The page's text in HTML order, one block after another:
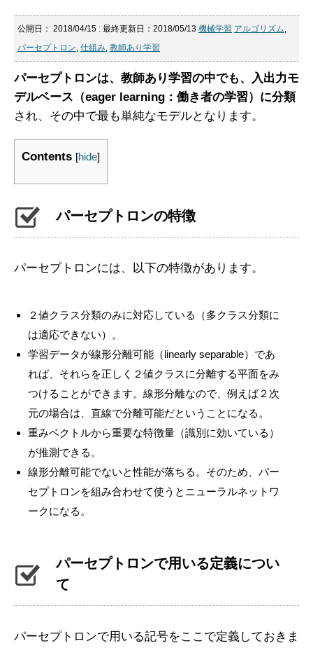
公開日： 2018/04/15 : 最終更新日：2018/05/13 機械学習 アルゴリズム,
パーセプトロン, 仕組み, 教師あり学習
パーセプトロンは、教師あり学習の中でも、入出力モ
デルベース（eager learning：働き者の学習）に分類
され、その中で最も単純なモデルとなります。
Contents [hide]
パーセプトロンの特徴
パーセプトロンには、以下の特徴があります。
２値クラス分類のみに対応している（多クラス分類に
は適応できない）。
学習データが線形分離可能（linearly separable）であ
れば、それらを正しく２値クラスに分離する平面をみ
つけることができます。線形分離なので、例えば２次
元の場合は、直線で分離可能だということになる。
重みベクトルから重要な特徴量（識別に効いている）
が推測できる。
線形分離可能でないと性能が落ちる。そのため、パー
セプトロンを組み合わせて使うとニューラルネットワ
ークになる。
パーセプトロンで用いる定義につい
て
パーセプトロンで用いる記号をここで定義しておきま